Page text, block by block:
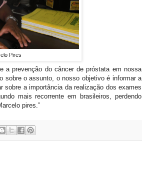
Pires
a prevenção do câncer de próstata em nossa
sobre o assunto, o nosso objetivo é informar a
sobre a importância da realização dos exames
mais recorrente em brasileiros, perdendo
pires.”